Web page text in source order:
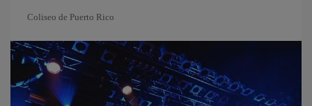
Coliseo de Puerto Rico